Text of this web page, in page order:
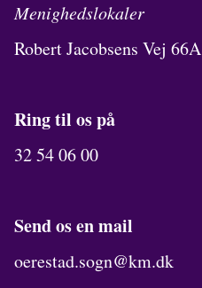
Menighedslokaler
Robert Jacobsens Vej 66A
Ring til os på
32 54 06 00
Send os en mail
oerestad.sogn@km.dk